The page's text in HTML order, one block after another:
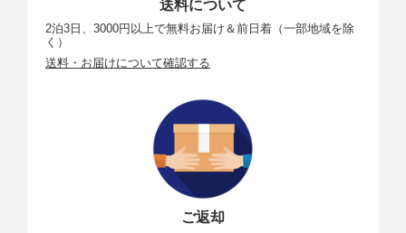
送料について
2泊3日、3000円以上で無料お届け＆前日着（一部地域を除
く）
送料・お届けについて確認する
ご返却